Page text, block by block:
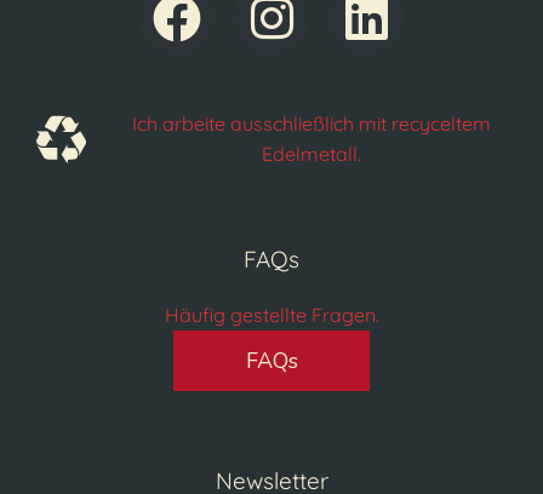
Ich arbeite ausschließlich mit recyceltem
Edelmetall.
FAQs
Häufig gestellte Fragen.
FAQs
Newsletter